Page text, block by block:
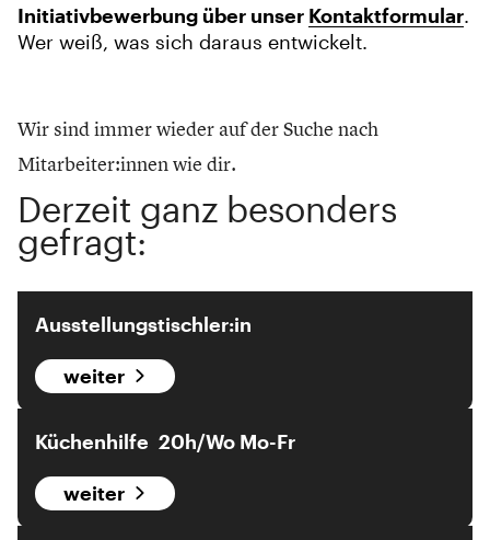
Initiativbewerbung über unser Kontaktformular.
Wer weiß, was sich daraus entwickelt.
Wir sind immer wieder auf der Suche nach
Mitarbeiter:innen wie dir.
Derzeit ganz besonders
gefragt:
Ausstellungstischler:in
weiter
Küchenhilfe 20h/Wo Mo-Fr
weiter